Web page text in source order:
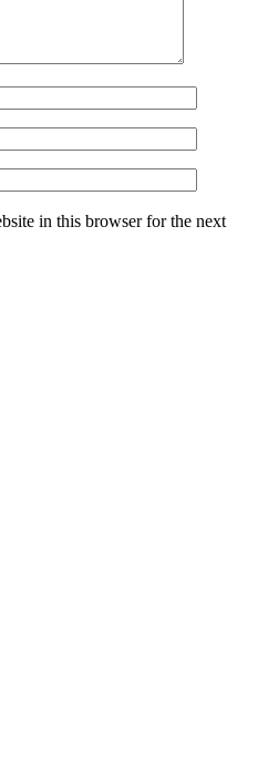
in this browser for the next